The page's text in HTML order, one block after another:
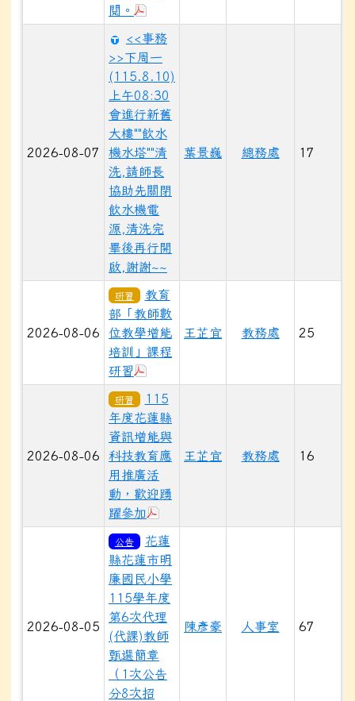
閱。
2026-08-07
<<事務
>>下周一
(115.8.10)
上午08:30
會進行新舊
大樓""飲水
機水塔""清
洗,請師長
協助先關閉
飲水機電
源,清洗完
畢後再行開
啟,謝謝~~
葉景巍 總務處 17
2026-08-06
研習
教育
部「教師數
位教學增能
培訓」課程
研習
王芷宜 教務處 25
2026-08-06
研習
115
年度花蓮縣
資訊增能與
科技教育應
用推廣活
動，歡迎踴
躍參加
王芷宜 教務處 16
2026-08-05
公告
花蓮
縣花蓮市明
廉國民小學
115學年度
第6次代理
(代課)教師
甄選簡章
（1次公告
分8次招
陳彥豪 人事室 67